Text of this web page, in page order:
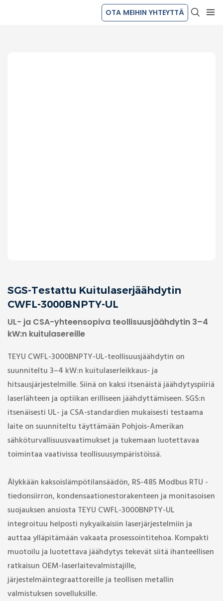
OTA MEIHIN YHTEYTTÄ
SGS-Testattu Kuitulaserjäähdytin
CWFL-3000BNPTY-UL
UL- ja CSA-yhteensopiva teollisuusjäähdytin 3–4
kW:n kuitulasereille
TEYU CWFL-3000BNPTY-UL-teollisuusjäähdytin on
suunniteltu 3–4 kW:n kuitulaserleikkaus- ja
hitsausjärjestelmille. Siinä on kaksi itsenäistä jäähdytyspiiriä
laserlähteen ja optiikan erilliseen jäähdyttämiseen. SGS:n
itsenäisesti UL- ja CSA-standardien mukaisesti testaama
laite on suunniteltu täyttämään Pohjois-Amerikan
sähköturvallisuusvaatimukset ja tukemaan luotettavaa
toimintaa vaativissa teollisuusympäristöissä.
Älykkään kaksoislämpötilansäädön, RS-485 Modbus RTU -
tiedonsiirron, kondensaationestorakenteen ja monitasoisen
suojauksen ansiosta TEYU CWFL-3000BNPTY-UL
integroituu helposti nykyaikaisiin laserjärjestelmiin ja
auttaa ylläpitämään vakaata prosessointitehoa. Kompakti
muotoilu ja luotettava jäähdytys tekevät siitä ihanteellisen
ratkaisun OEM-laserlaitevalmistajille,
järjestelmäintegraattoreille ja teollisen metallin
valmistuksen sovelluksille.